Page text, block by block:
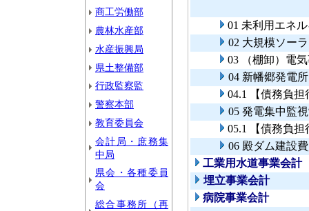
商工労働部
農林水産部
水産振興局
県土整備部
行政監察監
警察本部
教育委員会
会計局・庶務集
中局
県会・各種委員
会
総合事務所（再
01 未利用エネ
02 大規模ソー
03 （棚卸）電
04 新幡郷発電
04.1 【債務負
05 発電集中監
05.1 【債務負
06 殿ダム建設
工業用水道事業会計
埋立事業会計
病院事業会計